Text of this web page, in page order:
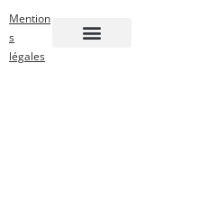
Mention
s
légales